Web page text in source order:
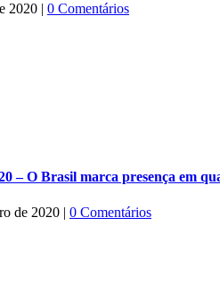
2020 | 0 Comentários
– O Brasil marca presença em
de 2020 | 0 Comentários